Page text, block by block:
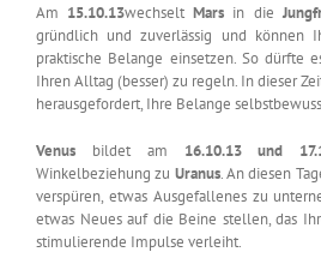
Am 15.10.13wechselt Mars in die
gründlich und zuverlässig und können
praktische Belange einsetzen. So dürfte
Ihren Alltag (besser) zu regeln. In dieser
herausgefordert, Ihre Belange
Venus bildet am 16.10.13 und
Winkelbeziehung zu Uranus. An diesen
verspüren, etwas Ausgefallenes zu
etwas Neues auf die Beine stellen, das
stimulierende Impulse verleiht.